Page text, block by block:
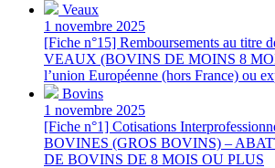
Veaux
1 novembre 2025
[Fiche n°15] Remboursements au titre
VEAUX (BOVINS DE MOINS 8
l’union Européenne (hors France) ou
Bovins
1 novembre 2025
[Fiche n°1] Cotisations
BOVINES (GROS BOVINS) –
DE BOVINS DE 8 MOIS OU PLUS